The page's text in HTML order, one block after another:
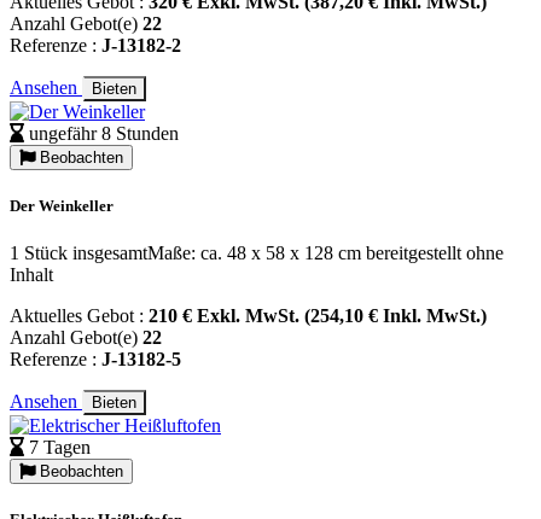
Anzahl Gebot(e) 22
Referenze : J-13182-2
Ansehen Bieten
ungefähr 8 Stunden
Beobachten
Der Weinkeller
1 Stück insgesamtMaße: ca. 48 x 58 x 128 cm bereitgestellt ohne
Inhalt
Aktuelles Gebot : 210 € Exkl. MwSt. (254,10 € Inkl. MwSt.)
Anzahl Gebot(e) 22
Referenze : J-13182-5
Ansehen Bieten
7 Tagen
Beobachten